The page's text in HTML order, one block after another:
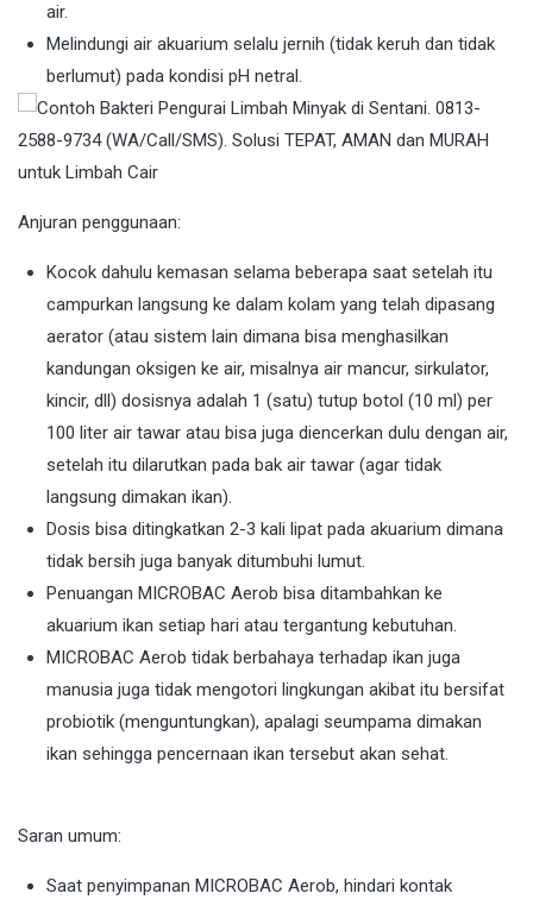
air.
Melindungi air akuarium selalu jernih (tidak keruh dan tidak
berlumut) pada kondisi pH netral.
Anjuran penggunaan:
Kocok dahulu kemasan selama beberapa saat setelah itu
campurkan langsung ke dalam kolam yang telah dipasang
aerator (atau sistem lain dimana bisa menghasilkan
kandungan oksigen ke air, misalnya air mancur, sirkulator,
kincir, dll) dosisnya adalah 1 (satu) tutup botol (10 ml) per
100 liter air tawar atau bisa juga diencerkan dulu dengan air,
setelah itu dilarutkan pada bak air tawar (agar tidak
langsung dimakan ikan).
Dosis bisa ditingkatkan 2-3 kali lipat pada akuarium dimana
tidak bersih juga banyak ditumbuhi lumut.
Penuangan MICROBAC Aerob bisa ditambahkan ke
akuarium ikan setiap hari atau tergantung kebutuhan.
MICROBAC Aerob tidak berbahaya terhadap ikan juga
manusia juga tidak mengotori lingkungan akibat itu bersifat
probiotik (menguntungkan), apalagi seumpama dimakan
ikan sehingga pencernaan ikan tersebut akan sehat.
Saran umum:
Saat penyimpanan MICROBAC Aerob, hindari kontak